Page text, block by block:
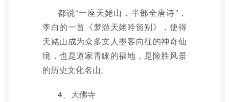
都说“一座天姥山，半部全唐诗”，
李白的一首《梦游天姥吟留别》，使得
天姥山成为众多文人墨客向往的神奇仙
境，也是道家青睐的福地，是险胜风景
的历史文化名山。
4、大佛寺